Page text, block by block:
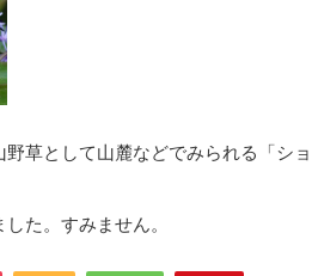
草として山麓などでみられる「シ
た。すみません。